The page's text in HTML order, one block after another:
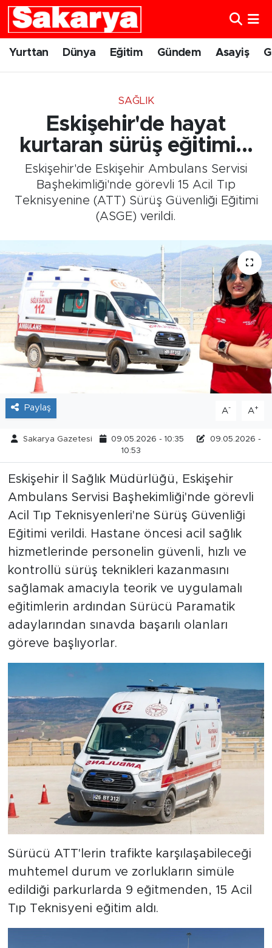
Yurttan Dünya Eğitim Gündem Asayiş
SAĞLIK
Eskişehir'de hayat
kurtaran sürüş eğitimi...
Eskişehir'de Eskişehir Ambulans Servisi
Başhekimliği'nde görevli 15 Acil Tıp
Teknisyenine (ATT) Sürüş Güvenliği Eğitimi
(ASGE) verildi.
Paylaş A- A+
Sakarya Gazetesi 09.05.2026 - 10:35
09.05.2026 -
10:53
Eskişehir İl Sağlık Müdürlüğü, Eskişehir
Ambulans Servisi Başhekimliği'nde görevli
Acil Tıp Teknisyenleri'ne Sürüş Güvenliği
Eğitimi verildi. Hastane öncesi acil sağlık
hizmetlerinde personelin güvenli, hızlı ve
kontrollü sürüş teknikleri kazanmasını
sağlamak amacıyla teorik ve uygulamalı
eğitimlerin ardından Sürücü Paramatik
adaylarından sınavda başarılı olanları
göreve başlıyorlar.
Sürücü ATT'lerin trafikte karşılaşabileceği
muhtemel durum ve zorlukların simüle
edildiği parkurlarda 9 eğitmenden, 15 Acil
Tıp Teknisyeni eğitim aldı.
Yurttan
Gündem
Eskişehirspor
Spor
Kültür Sanat
Tarihçe
Resmi İlanlar
Söyleşi
Foto Şaka
Teknoloji
Eskişehir Nöbetçi Eczaneler
Eskişehir Trafik Yoğunluk Haritası
Süper Lig Puan Durumu ve Fikstür
Tüm Manşetler
Haber Arşivi